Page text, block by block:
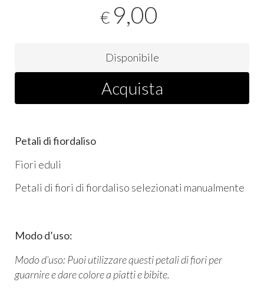
€ 9,00
Disponibile
Acquista
Petali di fiordaliso
Fiori eduli
Petali di fiori di fiordaliso selezionati manualmente
Modo d’uso:
Modo d’uso: Puoi utilizzare questi petali di fiori per
guarnire e dare colore a piatti e bibite.